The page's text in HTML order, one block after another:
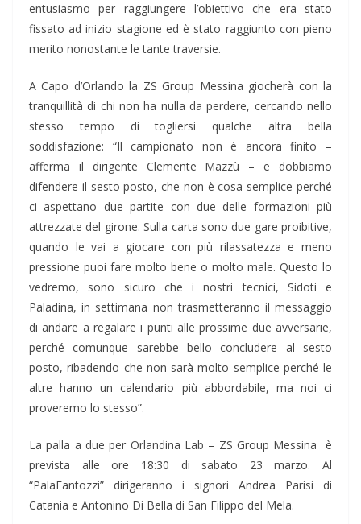
entusiasmo per raggiungere l’obiettivo che era stato
fissato ad inizio stagione ed è stato raggiunto con pieno
merito nonostante le tante traversie.
A Capo d’Orlando la ZS Group Messina giocherà con la
tranquillità di chi non ha nulla da perdere, cercando nello
stesso tempo di togliersi qualche altra bella
soddisfazione: “Il campionato non è ancora finito –
afferma il dirigente Clemente Mazzù – e dobbiamo
difendere il sesto posto, che non è cosa semplice perché
ci aspettano due partite con due delle formazioni più
attrezzate del girone. Sulla carta sono due gare proibitive,
quando le vai a giocare con più rilassatezza e meno
pressione puoi fare molto bene o molto male. Questo lo
vedremo, sono sicuro che i nostri tecnici, Sidoti e
Paladina, in settimana non trasmetteranno il messaggio
di andare a regalare i punti alle prossime due avversarie,
perché comunque sarebbe bello concludere al sesto
posto, ribadendo che non sarà molto semplice perché le
altre hanno un calendario più abbordabile, ma noi ci
proveremo lo stesso”.
La palla a due per Orlandina Lab – ZS Group Messina è
prevista alle ore 18:30 di sabato 23 marzo. Al
“PalaFantozzi” dirigeranno i signori Andrea Parisi di
Catania e Antonino Di Bella di San Filippo del Mela.